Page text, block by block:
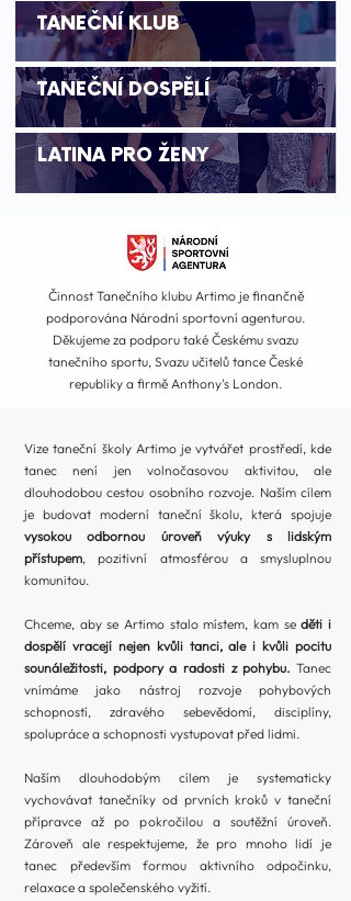
TANEČNÍ KLUB
TANEČNÍDOSPĚLÍ
LATINA PRO ŽENY
Činnost Tanečního klubu Artimo je finančně
podporována Národní sportovní agenturou.
Děkujeme za podporu také Českému svazu
tanečního sportu, Svazu učitelů tance České
republiky a firmě Anthony's London.
Vize taneční školy Artimo je vytvářet prostředí, kde
tanec není jen volnočasovou aktivitou, ale
dlouhodobou cestou osobního rozvoje. Naším cílem
je budovat moderní taneční školu, která spojuje
vysokou odbornou úroveň výuky s lidským
přístupem, pozitivní atmosférou a smysluplnou
komunitou.
Chceme, aby se Artimo stalo místem, kam seděti i
dospělí vracejí nejen kvůli tanci, ale i kvůli pocitu
sounáležitosti, podpory a radosti z pohybu. Tanec
vnímáme jako nástroj rozvoje pohybových
schopností, zdravého sebevědomí, disciplíny,
spolupráce a schopnosti vystupovat před lidmi.
Naším dlouhodobým cílem je systematicky
vychovávat tanečníky od prvních kroků v taneční
přípravce až po pokročilou a soutěžní úroveň.
Zároveň ale respektujeme, že pro mnoho lidí je
tanec především formou aktivního odpočinku,
relaxace a společenského vyžití.